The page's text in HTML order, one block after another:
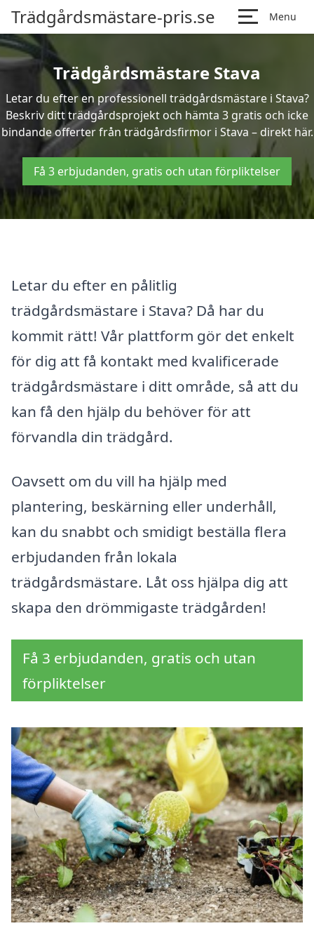
Trädgårdsmästare-pris.se Menu
Trädgårdsmästare Stava
Letar du efter en professionell trädgårdsmästare i Stava?
Beskriv ditt trädgårdsprojekt och hämta 3 gratis och icke
bindande offerter från trädgårdsfirmor i Stava – direkt här.
Få 3 erbjudanden, gratis och utan förpliktelser
Letar du efter en pålitlig
trädgårdsmästare i Stava? Då har du
kommit rätt! Vår plattform gör det enkelt
för dig att få kontakt med kvalificerade
trädgårdsmästare i ditt område, så att du
kan få den hjälp du behöver för att
förvandla din trädgård.
Oavsett om du vill ha hjälp med
plantering, beskärning eller underhåll,
kan du snabbt och smidigt beställa flera
erbjudanden från lokala
trädgårdsmästare. Låt oss hjälpa dig att
skapa den drömmigaste trädgården!
Få 3 erbjudanden, gratis och utan
förpliktelser